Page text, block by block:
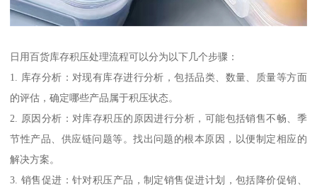
日用百货库存积压处理流程可以分为以下几个步骤：
1. 库存分析：对现有库存进行分析，包括品类、数量、质量等方面
的评估，确定哪些产品属于积压状态。
2. 原因分析：对库存积压的原因进行分析，可能包括销售不畅、季
节性产品、供应链问题等。找出问题的根本原因，以便制定相应的
解决方案。
3. 销售促进：针对积压产品，制定销售促进计划，包括降价促销、